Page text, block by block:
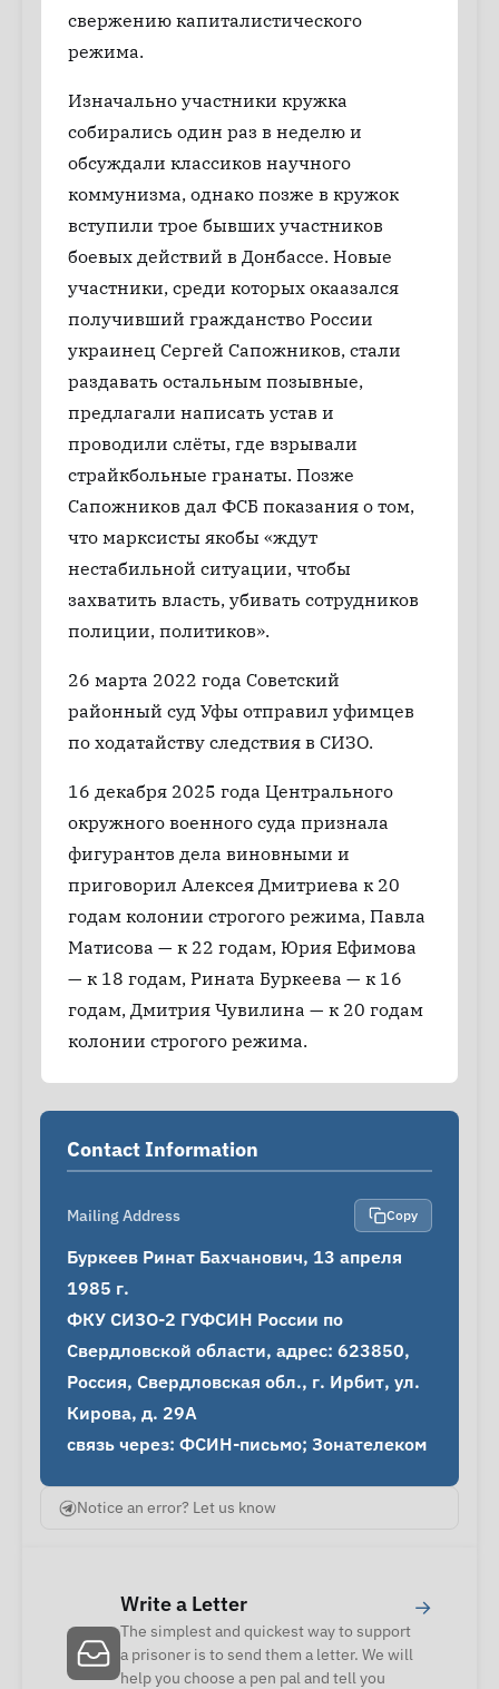
свержению капиталистического
режима.
Изначально участники кружка
собирались один раз в неделю и
обсуждали классиков научного
коммунизма, однако позже в кружок
вступили трое бывших участников
боевых действий в Донбассе. Новые
участники, среди которых окаазался
получивший гражданство России
украинец Сергей Сапожников, стали
раздавать остальным позывные,
предлагали написать устав и
проводили слёты, где взрывали
страйкбольные гранаты. Позже
Сапожников дал ФСБ показания о том,
что марксисты якобы «ждут
нестабильной ситуации, чтобы
захватить власть, убивать сотрудников
полиции, политиков».
26 марта 2022 года Советский
районный суд Уфы отправил уфимцев
по ходатайству следствия в СИЗО.
16 декабря 2025 года Центрального
окружного военного суда признала
фигурантов дела виновными и
приговорил Алексея Дмитриева к 20
годам колонии строгого режима, Павла
Матисова — к 22 годам, Юрия Ефимова
— к 18 годам, Рината Буркеева — к 16
годам, Дмитрия Чувилина — к 20 годам
колонии строгого режима.
Contact Information
Mailing Address Copy
Буркеев Ринат Бахчанович, 13 апреля
1985 г.
ФКУ СИЗО-2 ГУФСИН России по
Свердловской области, адрес: 623850,
Россия, Свердловская обл., г. Ирбит, ул.
Кирова, д. 29А
связь через: ФСИН-письмо; Зонателеком
Notice an error? Let us know
Write a Letter
The simplest and quickest way to support
a prisoner is to send them a letter. We will
help you choose a pen pal and tell you
→